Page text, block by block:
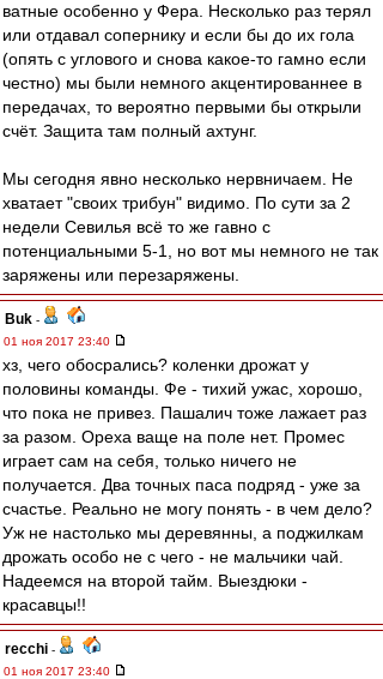
ватные особенно у Фера. Несколько раз терял
или отдавал сопернику и если бы до их гола
(опять с углового и снова какое-то гамно если
честно) мы были немного акцентированнее в
передачах, то вероятно первыми бы открыли
счёт. Защита там полный ахтунг.
Мы сегодня явно несколько нервничаем. Не
хватает "своих трибун" видимо. По сути за 2
недели Севилья всё то же гавно с
потенциальными 5-1, но вот мы немного не так
заряжены или перезаряжены.
Buk -
01 ноя 2017 23:40
хз, чего обосрались? коленки дрожат у
половины команды. Фе - тихий ужас, хорошо,
что пока не привез. Пашалич тоже лажает раз
за разом. Ореха ваще на поле нет. Промес
играет сам на себя, только ничего не
получается. Два точных паса подряд - уже за
счастье. Реально не могу понять - в чем дело?
Уж не настолько мы деревянны, а поджилкам
дрожать особо не с чего - не мальчики чай.
Надеемся на второй тайм. Выездюки -
красавцы!!
recchi -
01 ноя 2017 23:40